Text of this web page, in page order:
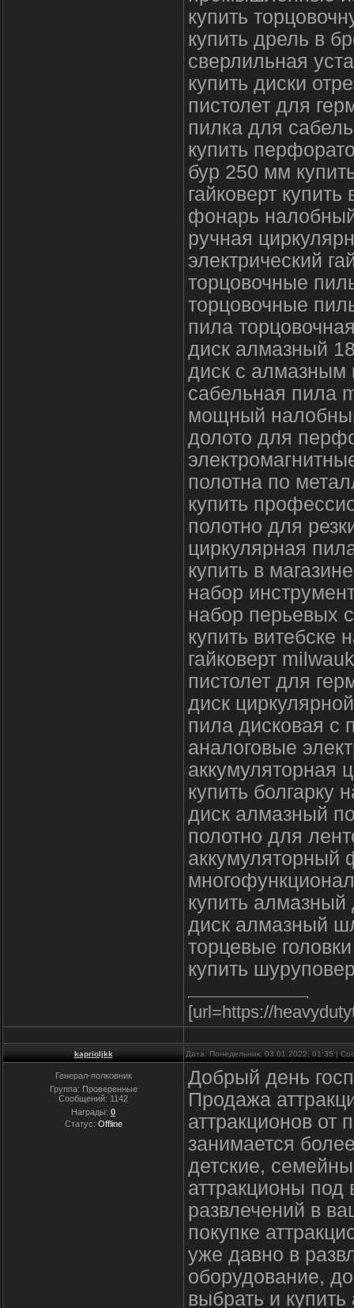
купить
купить дрель в
сверлильная
купить диски
пистолет для
пилка для
купить
бур 250 мм
гайковерт купить
фонарь
ручная
электрический
торцовочные
торцовочные
пила
диск алмазный
диск с алмазным
сабельная пила
мощный
долото для
полотна по
купить
полотно для
циркулярная
купить в
набор
набор перьевых
купить
гайковерт
пистолет для
диск
пила дисковая с
аналоговые
аккумуляторная
купить болгарку
диск алмазный
полотно для
аккумуляторный
купить алмазный
диск алмазный
торцевые
купить
[url=https://
kaprioljkk Дата: Понедельник, 03.01.2022, 01:35 |
Генерал-полковник
Группа: Проверенные
Сообщений: 1142
Награды: 0
Статус: Offline
Добрый день
Продажа
аттракционов от
занимается
детские,
аттракционы
развлечений в
покупке
уже давно в
оборудование,
выбрать и